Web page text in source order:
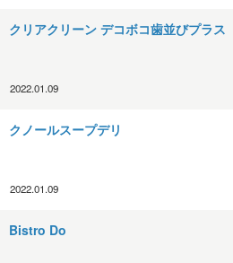
クリアクリーン デコボコ歯並びプラス
2022.01.09
クノールスープデリ
2022.01.09
Bistro Do